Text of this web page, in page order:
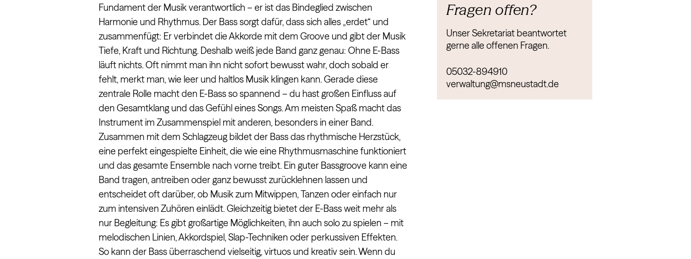
Fundament der Musik verantwortlich – er ist das Bindeglied zwischen
Harmonie und Rhythmus. Der Bass sorgt dafür, dass sich alles „erdet“ und
zusammenfügt: Er verbindet die Akkorde mit dem Groove und gibt der Musik
Tiefe, Kraft und Richtung. Deshalb weiß jede Band ganz genau: Ohne E-Bass
läuft nichts. Oft nimmt man ihn nicht sofort bewusst wahr, doch sobald er
fehlt, merkt man, wie leer und haltlos Musik klingen kann. Gerade diese
zentrale Rolle macht den E-Bass so spannend – du hast großen Einfluss auf
den Gesamtklang und das Gefühl eines Songs. Am meisten Spaß macht das
Instrument im Zusammenspiel mit anderen, besonders in einer Band.
Zusammen mit dem Schlagzeug bildet der Bass das rhythmische Herzstück,
eine perfekt eingespielte Einheit, die wie eine Rhythmusmaschine funktioniert
und das gesamte Ensemble nach vorne treibt. Ein guter Bassgroove kann eine
Band tragen, antreiben oder ganz bewusst zurücklehnen lassen und
entscheidet oft darüber, ob Musik zum Mitwippen, Tanzen oder einfach nur
zum intensiven Zuhören einlädt. Gleichzeitig bietet der E-Bass weit mehr als
nur Begleitung: Es gibt großartige Möglichkeiten, ihn auch solo zu spielen – mit
melodischen Linien, Akkordspiel, Slap-Techniken oder perkussiven Effekten.
So kann der Bass überraschend vielseitig, virtuos und kreativ sein. Wenn du
Fragen offen?
Unser Sekretariat beantwortet
gerne alle offenen Fragen.
05032-894910
verwaltung@msneustadt.de